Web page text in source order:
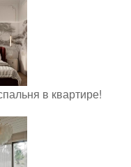
в квартире!